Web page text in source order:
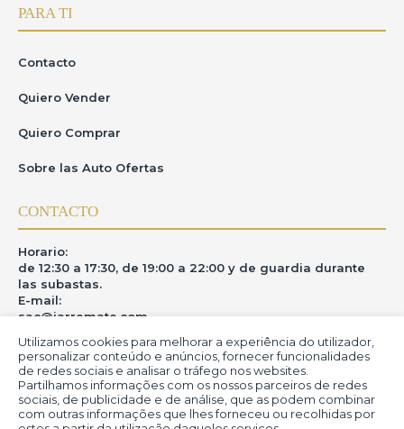
Utilizamos cookies para melhorar a experiência do utilizador,
personalizar conteúdo e anúncios, fornecer funcionalidades
de redes sociais e analisar o tráfego nos websites.
Partilhamos informações com os nossos parceiros de redes
sociais, de publicidade e de análise, que as podem combinar
com outras informações que lhes forneceu ou recolhidas por
PARA TI
Contacto
Quiero Vender
Quiero Comprar
Sobre las Auto Ofertas
CONTACTO
Horario:
de 12:30 a 17:30, de 19:00 a 22:00 y de guardia durante
las subastas.
E-mail:
sac@iarremate.com
DONDE ESTAMOS
R. Heitor Modesto, 28 - Estação São Lourenço - MG
CEP: 37470-000